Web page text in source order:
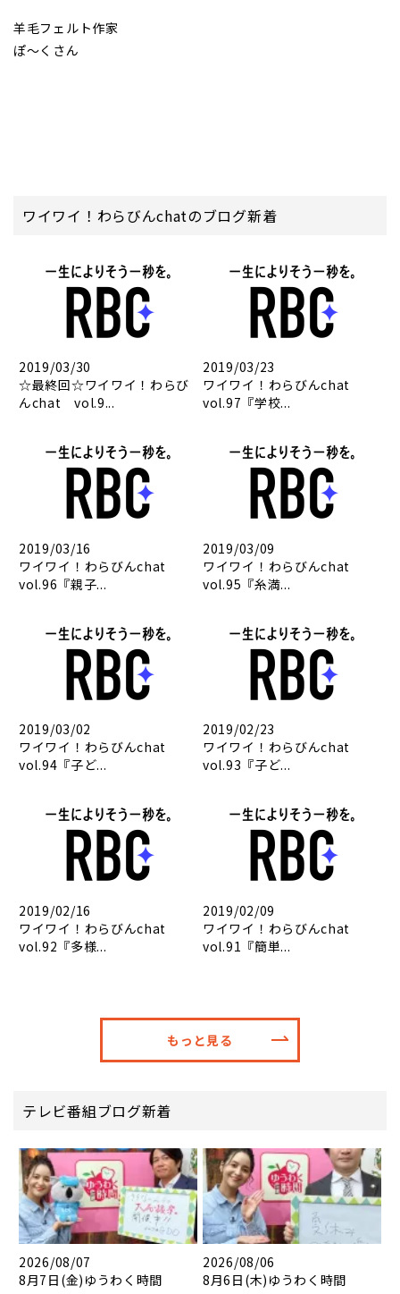
羊毛フェルト作家
ぽ～くさん
ワイワイ！わらびんchatのブログ新着
2019/03/30
☆最終回☆ワイワイ！わらび
んchat vol.9...
2019/03/23
ワイワイ！わらびんchat
vol.97『学校...
2019/03/16
ワイワイ！わらびんchat
vol.96『親子...
2019/03/09
ワイワイ！わらびんchat
vol.95『糸満...
2019/03/02
ワイワイ！わらびんchat
vol.94『子ど...
2019/02/23
ワイワイ！わらびんchat
vol.93『子ど...
2019/02/16
ワイワイ！わらびんchat
vol.92『多様...
2019/02/09
ワイワイ！わらびんchat
vol.91『簡単...
もっと見る
テレビ番組ブログ新着
2026/08/07
8月7日(金)ゆうわく時間
2026/08/06
8月6日(木)ゆうわく時間